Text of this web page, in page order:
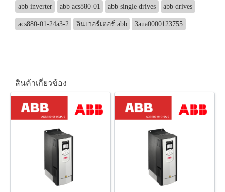
abb inverter abb acs880-01 abb single drives abb drives
acs880-01-24a3-2 อินเวอร์เตอร์ abb 3aua0000123755
สินค้าเกี่ยวข้อง